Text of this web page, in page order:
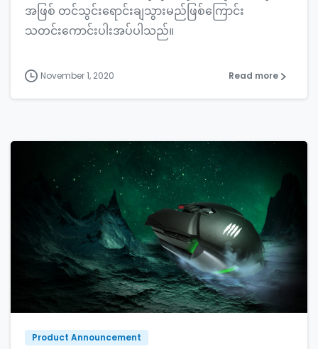
အဖြစ် တင်သွင်းရောင်းချသွားမည်ဖြစ်ကြောင်း
သတင်းကောင်းပါးအပ်ပါသည်။
November 1, 2020 Read more
Product Announcement